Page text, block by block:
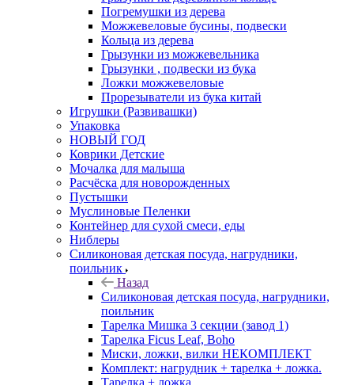
Погремушки из дерева
Можжевеловые бусины, подвески
Кольца из дерева
Грызунки из можжевельника
Грызунки , подвески из бука
Ложки можжевеловые
Прорезыватели из бука китай
Игрушки (Развивашки)
Упаковка
НОВЫЙ ГОД
Коврики Детские
Мочалка для малыша
Расчёска для новорожденных
Пустышки
Муслиновые Пеленки
Контейнер для сухой смеси, еды
Ниблеры
Силиконовая детская посуда, нагрудники,
поильник
Назад
Силиконовая детская посуда, нагрудники,
поильник
Тарелка Мишка 3 секции (завод 1)
Тарелка Ficus Leaf, Boho
Миски, ложки, вилки НЕКОМПЛЕКТ
Комплект: нагрудник + тарелка + ложка.
Тарелка + ложка